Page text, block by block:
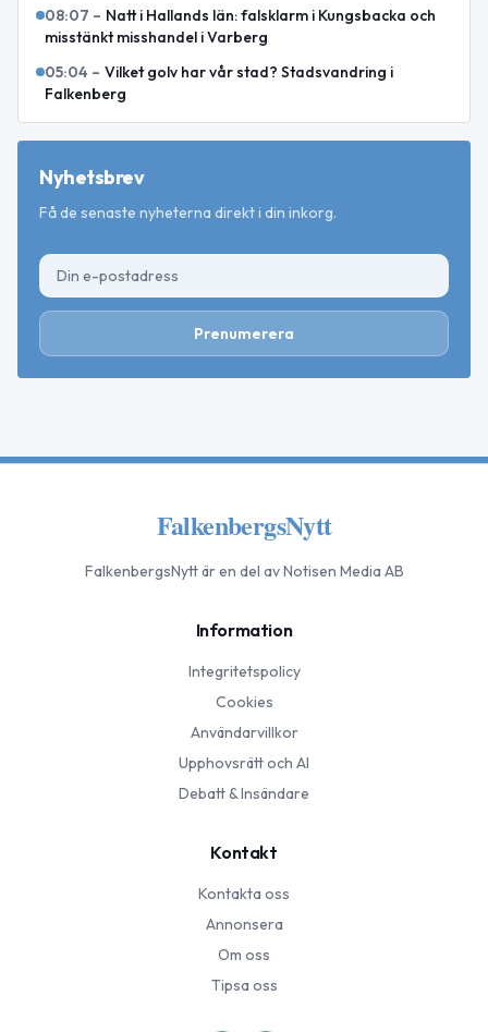
08:07 – Natt i Hallands län: falsklarm i Kungsbacka och
misstänkt misshandel i Varberg
05:04 – Vilket golv har vår stad? Stadsvandring i
Falkenberg
Nyhetsbrev
Få de senaste nyheterna direkt i din inkorg.
Prenumerera
FalkenbergsNytt
FalkenbergsNyttär en del av Notisen Media AB
Information
Integritetspolicy
Cookies
Användarvillkor
Upphovsrätt och AI
Debatt & Insändare
Kontakt
Kontakta oss
Annonsera
Om oss
Tipsa oss